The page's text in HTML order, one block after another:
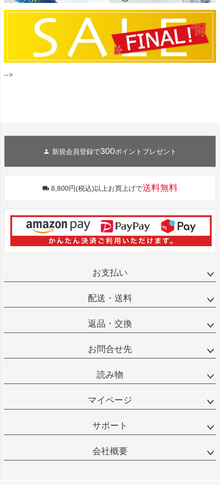
-->
新規会員登録で300ポイントプレゼント
8,800円(税込)以上お買上げで送料無料
お支払い
配送・送料
返品・交換
お問合せ先
読み物
マイページ
サポート
会社概要